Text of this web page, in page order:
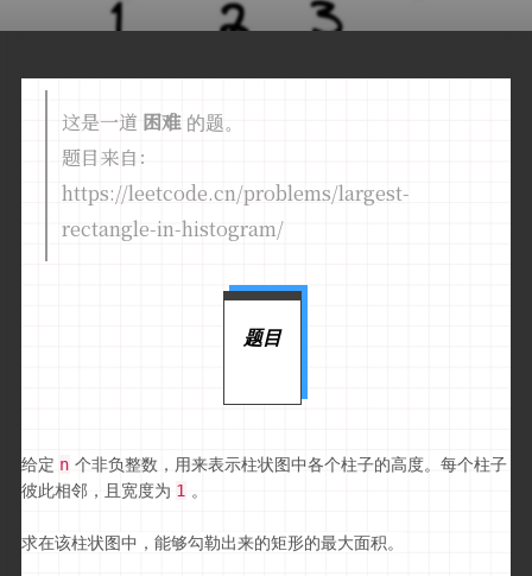
这是一道 困难的题。
题目来自：
https://leetcode.cn/problems/largest-
rectangle-in-histogram/
题目
给定 n 个非负整数，用来表示柱状图中各个柱子的高度。每个柱子
彼此相邻，且宽度为 1 。
求在该柱状图中，能够勾勒出来的矩形的最大面积。